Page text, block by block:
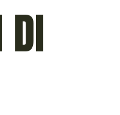
DI